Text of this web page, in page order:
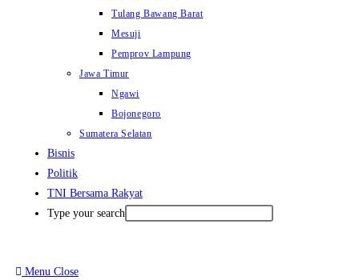
Tulang Bawang Barat
Mesuji
Pemprov Lampung
Jawa Timur
Ngawi
Bojonegoro
Sumatera Selatan
Bisnis
Politik
TNI Bersama Rakyat
Type your search
Menu Close